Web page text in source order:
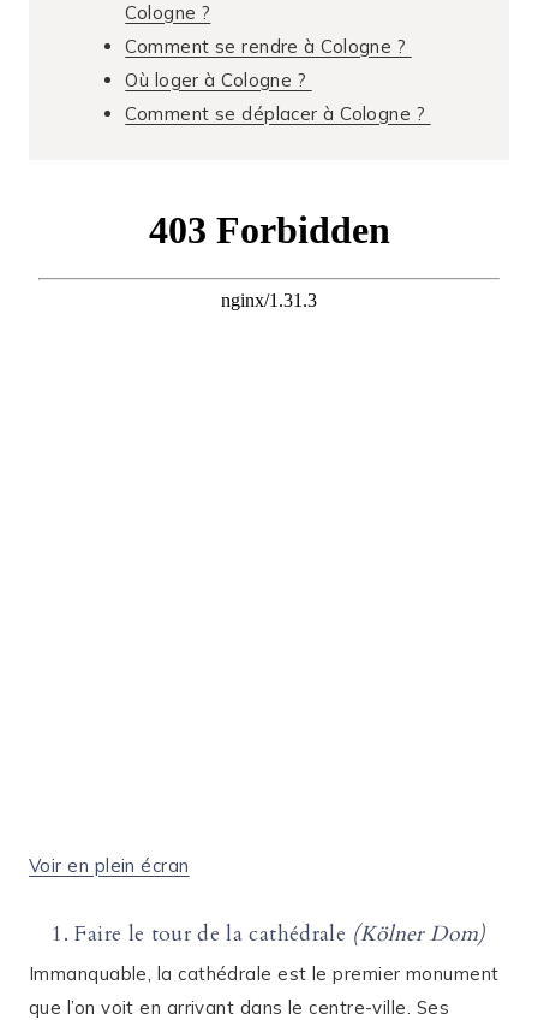
Cologne ?
Comment se rendre à Cologne ?
Où loger à Cologne ?
Comment se déplacer à Cologne ?
Voir en plein écran
1. Faire le tour de la cathédrale (Kölner Dom)
Immanquable, la cathédrale est le premier monument
que l’on voit en arrivant dans le centre-ville. Ses